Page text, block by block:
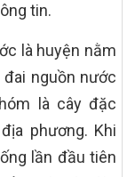
tin.
là huyện nằm
nguồn nước
là cây đặc
phương. Khi
lần đầu tiên